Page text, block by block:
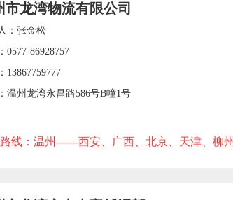
市龙湾物流有限公司
：张金松
0577-86928757
13867759777
温州龙湾永昌路586号B幢1号
线：温州——西安、广西、北京、天津、柳